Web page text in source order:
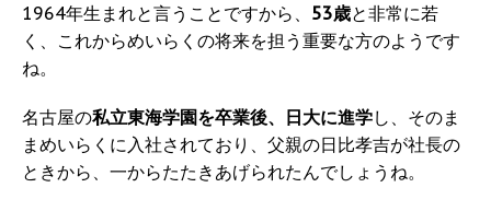
1964年生まれと言うことですから、 53歳と非常に若
く、これからめいらくの将来を担う重要な方のようです
ね。
名古屋の私立東海学園を卒業後、日大に進学し、そのま
まめいらくに入社されており、父親の日比孝吉が社長の
ときから、一からたたきあげられたんでしょうね。